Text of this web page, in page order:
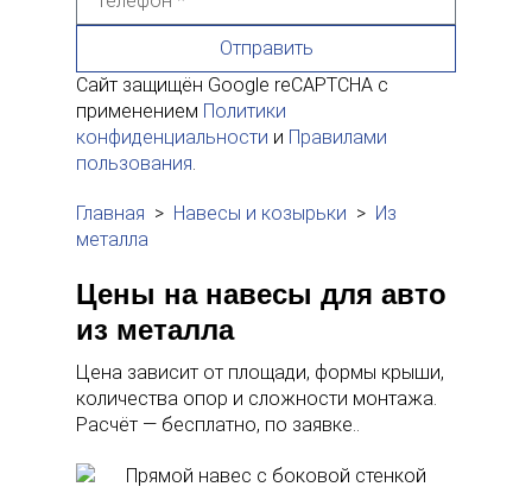
Сайт защищён Google reCAPTCHA с
применением Политики
конфиденциальности и Правилами
пользования.
Отправить
Главная > Навесы и козырьки > Из
металла
Цены на навесы для авто
из металла
Цена зависит от площади, формы крыши,
количества опор и сложности монтажа.
Расчёт — бесплатно, по заявке..